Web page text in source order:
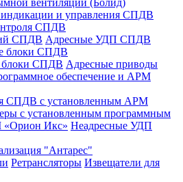
вентиляции (Болид)
и управления СПДВ
СПДВ
СПДВ Адресные УДП СПДВ
блоки СПДВ
блоки СПДВ Адресные приводы
обеспечение и АРМ
СПДВ с установленным АРМ
с установленным программным
«Орион Икс» Неадресные УДП
"Антарес"
Ретрансляторы Извещатели для